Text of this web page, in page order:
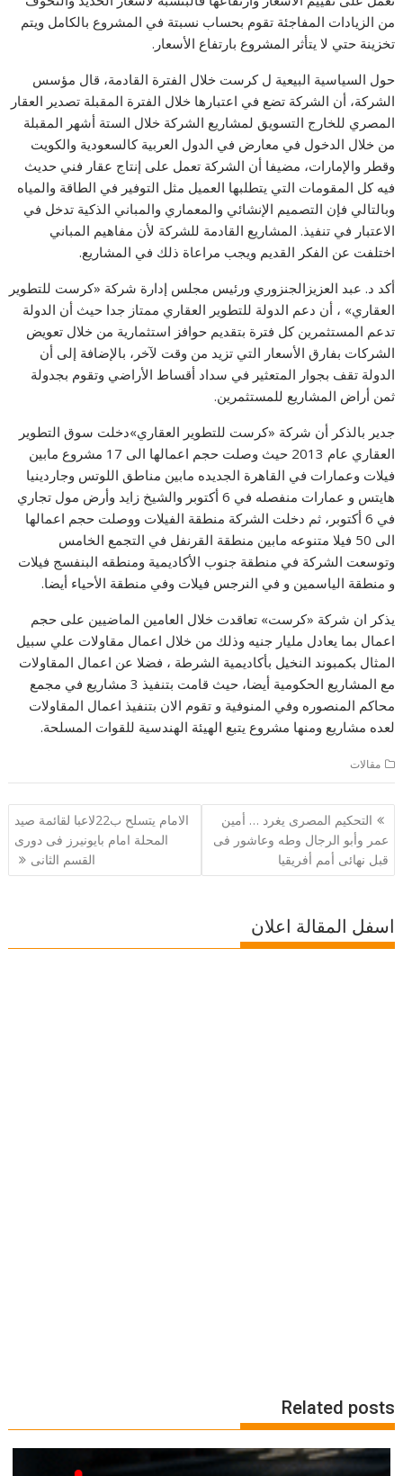
من الزيادات المفاجئة تقوم بحساب نسبتة في المشروع بالكامل ويتم
تخزينة حتي لا يتأثر المشروع بارتفاع الأسعار.
حول السياسية البيعية ل كرست خلال الفترة القادمة، قال مؤسس
الشركة، أن الشركة تضع في اعتبارها خلال الفترة المقبلة تصدير العقار
المصري للخارج التسويق لمشاريع الشركة خلال الستة أشهر المقبلة
من خلال الدخول في معارض في الدول العربية كالسعودية والكويت
وقطر والإمارات، مضيفا أن الشركة تعمل على إنتاج عقار فني حديث
فيه كل المقومات التي يتطلبها العميل مثل التوفير في الطاقة والمياه
وبالتالي فإن التصميم الإنشائي والمعماري والمباني الذكية تدخل في
الاعتبار في تنفيذ. المشاريع القادمة للشركة لأن مفاهيم المباني
اختلفت عن الفكر القديم ويجب مراعاة ذلك في المشاريع.
أكد د. عبد العزيزالجنزوري ورئيس مجلس إدارة شركة «كرست للتطوير
العقاري» ، أن دعم الدولة للتطوير العقاري ممتاز جدا حيث أن الدولة
تدعم المستثمرين كل فترة بتقديم حوافز استثمارية من خلال تعويض
الشركات بفارق الأسعار التي تزيد من وقت لآخر، بالإضافة إلى أن
الدولة تقف بجوار المتعثير في سداد أقساط الأراضي وتقوم بجدولة
ثمن أراض المشاريع للمستثمرين.
جدير بالذكر أن شركة «كرست للتطوير العقاري»دخلت سوق التطوير
العقاري عام 2013 حيث وصلت حجم اعمالها الى 17 مشروع مابين
فيلات وعمارات في القاهرة الجديده مابين مناطق اللوتس وجاردينيا
هايتس و عمارات منفصله في 6 أكتوبر والشيخ زايد وأرض مول تجاري
في 6 أكتوبر، ثم دخلت الشركة منطقة الفيلات ووصلت حجم اعمالها
الى 50 فيلا متنوعه مابين منطقة القرنفل في التجمع الخامس
وتوسعت الشركة في منطقة جنوب الأكاديمية ومنطقه البنفسج فيلات
و منطقة الياسمين و في النرجس فيلات وفي منطقة الأحياء أيضا.
يذكر ان شركة «كرست» تعاقدت خلال العامين الماضيين على حجم
اعمال بما يعادل مليار جنيه وذلك من خلال اعمال مقاولات علي سبيل
المثال بكمبوند النخيل بأكاديمية الشرطة ، فضلا عن اعمال المقاولات
مع المشاريع الحكومية أيضا، حيث قامت بتنفيذ 3 مشاريع في مجمع
محاكم المنصوره وفي المنوفية و تقوم الان بتنفيذ اعمال المقاولات
لعده مشاريع ومنها مشروع يتبع الهيئة الهندسية للقوات المسلحة.
مقالات
تصفّح
المقالات
التحكيم المصرى يغرد … أمين
عمر وأبو الرجال وطه وعاشور فى
قبل نهائى أمم أفريقيا
الامام يتسلح ب22لاعبا لقائمة صيد
المحلة امام بايونيرز فى دورى
القسم الثانى
اسفل المقالة اعلان
Related posts